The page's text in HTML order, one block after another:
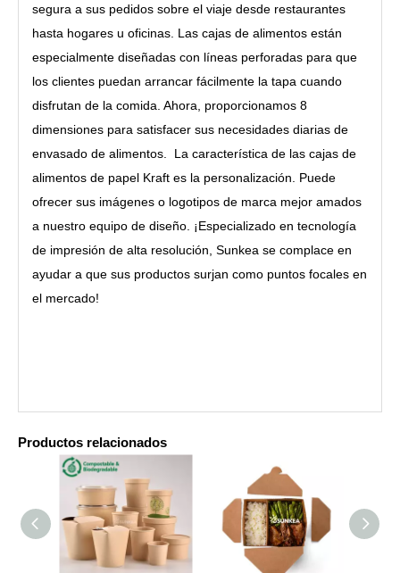
segura a sus pedidos sobre el viaje desde restaurantes
hasta hogares u oficinas. Las cajas de alimentos están
especialmente diseñadas con líneas perforadas para que
los clientes puedan arrancar fácilmente la tapa cuando
disfrutan de la comida. Ahora, proporcionamos 8
dimensiones para satisfacer sus necesidades diarias de
envasado de alimentos. La característica de las cajas de
alimentos de papel Kraft es la personalización. Puede
ofrecer sus imágenes o logotipos de marca mejor amados
a nuestro equipo de diseño. ¡Especializado en tecnología
de impresión de alta resolución, Sunkea se complace en
ayudar a que sus productos surjan como puntos focales en
el mercado!
Productos relacionados